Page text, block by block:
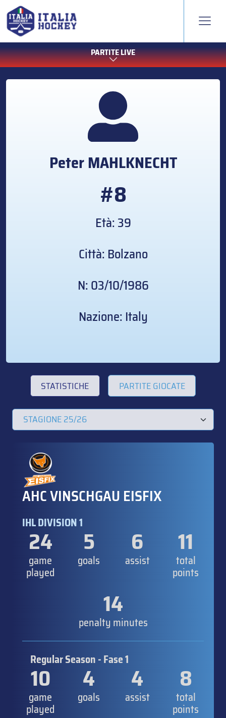
PARTITE LIVE
PeterMAHLKNECHT
#8
Età: 39
Città: Bolzano
N: 03/10/1986
Nazione: Italy
STATISTICHE PARTITE GIOCATE
AHC VINSCHGAU EISFIX
IHL DIVISION 1
24
game
played
5
goals
6
assist
11
total
points
14
penalty minutes
Regular Season - Fase 1
10
game
played
4
goals
4
assist
8
total
points